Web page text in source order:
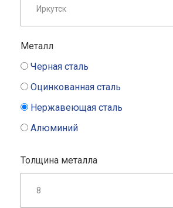
Металл
Черная сталь
Оцинкованная сталь
Нержавеющая сталь
Алюминий
Толщина металла